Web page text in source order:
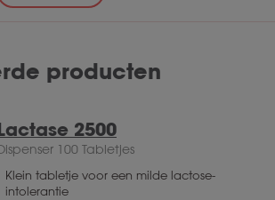
producten
2500
100 Tabletjes
Klein tabletje voor een milde lactose-
intolerantie